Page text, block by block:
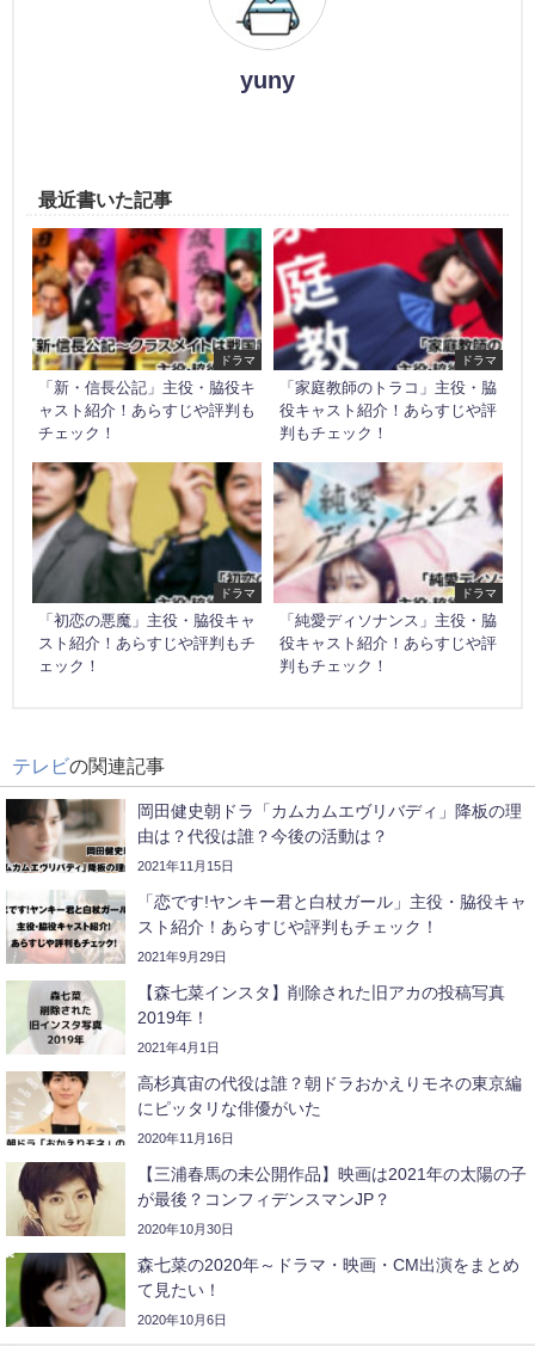
yuny
最近書いた記事
ドラマ
「新・信長公記」主役・脇役キ
ャスト紹介！あらすじや評判も
チェック！
ドラマ
「家庭教師のトラコ」主役・脇
役キャスト紹介！あらすじや評
判もチェック！
ドラマ
「初恋の悪魔」主役・脇役キャ
スト紹介！あらすじや評判もチ
ェック！
ドラマ
「純愛ディソナンス」主役・脇
役キャスト紹介！あらすじや評
判もチェック！
テレビの関連記事
岡田健史朝ドラ「カムカムエヴリバディ」降板の理
由は？代役は誰？今後の活動は？
2021年11月15日
「恋です!ヤンキー君と白杖ガール」主役・脇役キャ
スト紹介！あらすじや評判もチェック！
2021年9月29日
【森七菜インスタ】削除された旧アカの投稿写真
2019年！
2021年4月1日
高杉真宙の代役は誰？朝ドラおかえりモネの東京編
にピッタリな俳優がいた
2020年11月16日
【三浦春馬の未公開作品】映画は2021年の太陽の子
が最後？コンフィデンスマンJP？
2020年10月30日
森七菜の2020年～ドラマ・映画・CM出演をまとめ
て見たい！
2020年10月6日